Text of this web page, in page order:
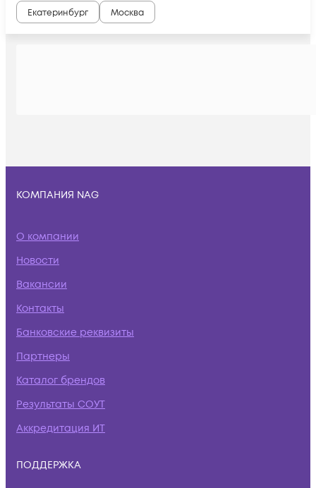
Екатеринбург Москва
КОМПАНИЯ NAG
О компании
Новости
Вакансии
Контакты
Банковские реквизиты
Партнеры
Каталог брендов
Результаты СОУТ
Аккредитация ИТ
ПОДДЕРЖКА